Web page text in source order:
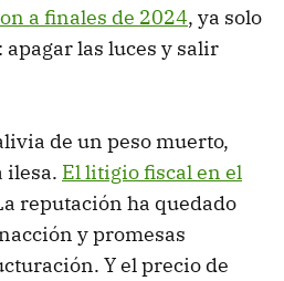
a finales de 2024, ya solo
las luces y salir
de un peso muerto,
ilesa. El litigio fiscal en el
reputación ha quedado
y promesas
Y el precio de